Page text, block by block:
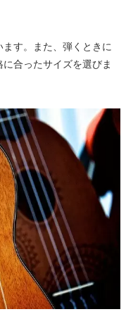
す。また、弾くときに
合ったサイズを選びま